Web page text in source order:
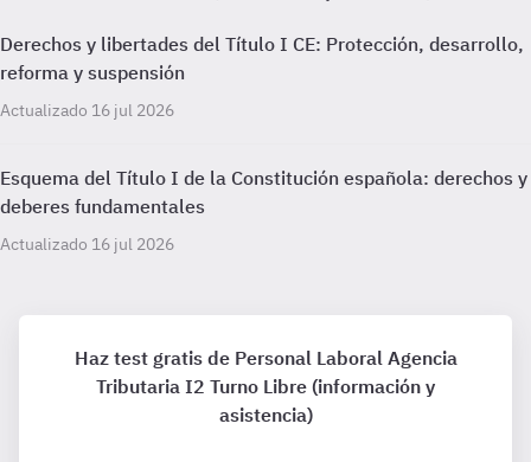
Derechos y libertades del Título I CE: Protección, desarrollo,
reforma y suspensión
Actualizado 16 jul 2026
Esquema del Título I de la Constitución española: derechos y
deberes fundamentales
Actualizado 16 jul 2026
Haz test gratis de Personal Laboral Agencia
Tributaria I2 Turno Libre (información y
asistencia)